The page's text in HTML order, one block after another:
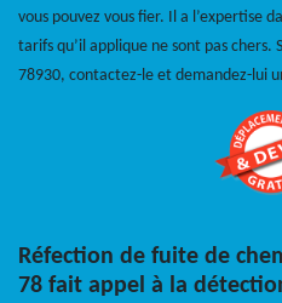
vous pouvez vous fier. Il a l’expertise
tarifs qu’il applique ne sont pas chers.
78930, contactez-le et demandez-lui
Réfection de fuite de
78 fait appel à la